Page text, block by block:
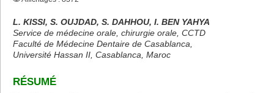
L. KISSI, S. OUJDAD, S. DAHHOU, I. BEN YAHYA
Service de médecine orale, chirurgie orale, CCTD
Faculté de Médecine Dentaire de Casablanca,
Université Hassan II, Casablanca, Maroc
RÉSUMÉ